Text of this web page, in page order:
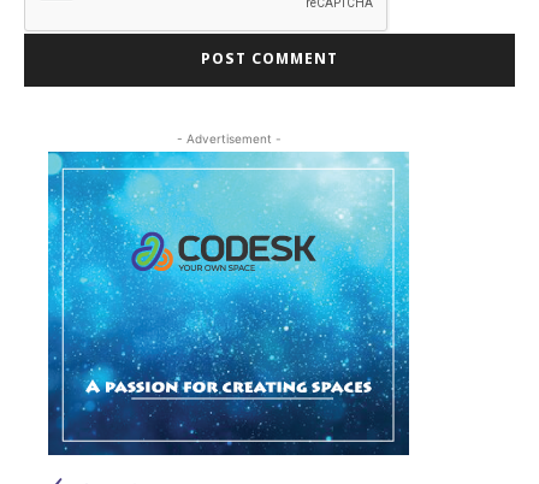
- Advertisement -